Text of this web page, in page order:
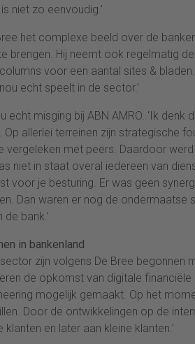
niet zo eenvoudig.’
het complexe beeld over de
brengen. Hij neemt ook regelmatig
voor een aantal sites &
echt speelt in de sector.’
echt misging bij ABN AMRO. ‘Ik
Op allerlei terreinen zijn strategische
vergeleken met peers. Daardoor
niet in staat overal iedereen van
voor je besturing. Er was geen
Dan waren er nog de ondermaatse
bank.’
in bankenland
zijn volgens De Bree begonnen
de opkomst van digitale
mogelijk gemaakt. Op het
Door de ontwikkelingen op de
en later aan kleine klanten.’